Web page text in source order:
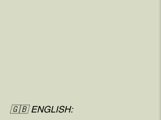
🇬🇧 ENGLISH: